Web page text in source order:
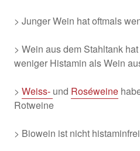
> Junger Wein hat oftmals
> Wein aus dem Stahltank
weniger Histamin als Wein
> Weiss- und Roséweine
Rotweine
> Biowein ist nicht histaminfrei